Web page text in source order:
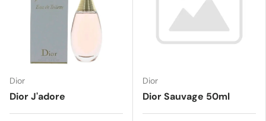
Dior
Dior J'adore
Dior
Dior Sauvage 50ml